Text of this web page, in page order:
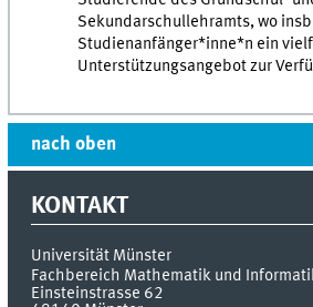
Sekundarschullehramts, wo
Studienanfänger*inne*n ein
Unterstützungsangebot zur
nach oben
KONTAKT
Universität Münster
Fachbereich Mathematik und
Einsteinstrasse 62